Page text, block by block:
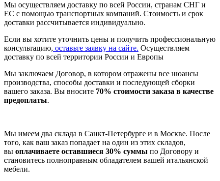
Мы осуществляем доставку по всей России, странам СНГ и
ЕС с помощью транспортных компаний. Стоимость и срок
доставки рассчитывается индивидуально.
Если вы хотите уточнить цены и получить профессиональную
консультацию, оставьте заявку на сайте. Осуществляем
доставку по всей территории России и Европы
Мы заключаем Договор, в котором отражены все нюансы
производства, способы доставки и последующей сборки
вашего заказа. Вы вносите 70% стоимости заказа в качестве
предоплаты.
Мы имеем два склада в Санкт-Петербурге и в Москве. После
того, как ваш заказ попадает на один из этих складов,
вы оплачиваете оставшиеся 30% суммы по Договору и
становитесь полноправным обладателем вашей итальянской
мебели.